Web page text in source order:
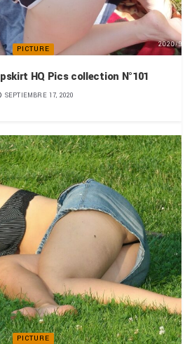
PICTURE
HQ Pics collection N°101
SEPTIEMBRE 17, 2020
PICTURE